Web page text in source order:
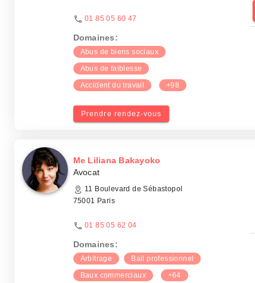
01 85 05 60 47
Domaines:
Abus de biens sociaux
Abus de faiblesse
Accident du travail
+98
Prendre rendez-vous
Me Liliana Bakayoko
Avocat
11 Boulevard de Sébastopol
75001 Paris
01 85 05 62 04
Domaines:
Arbitrage
Bail professionnel
Baux commerciaux
+64